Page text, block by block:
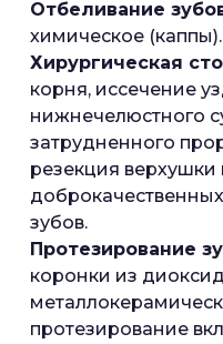
Отбеливание
химическое (каппы).
Хирургическая
корня, иссечение
нижнечелюстного
затрудненного
резекция
зубов.
Протезирование
коронки из
протезирование